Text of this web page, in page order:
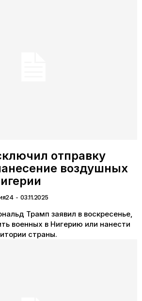
отправку
воздушных
- 03.11.2025
Трамп заявил в воскресенье,
военных в Нигерию или нанести
страны.